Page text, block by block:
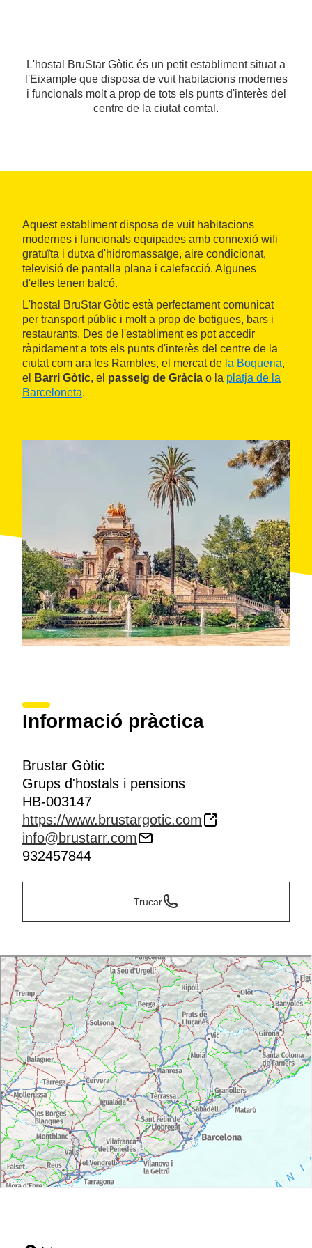
L'hostal BruStar Gòtic és un petit establiment situat a
l'Eixample que disposa de vuit habitacions modernes
i funcionals molt a prop de tots els punts d'interès del
centre de la ciutat comtal.
Aquest establiment disposa de vuit habitacions
modernes i funcionals equipades amb connexió wifi
gratuïta i dutxa d'hidromassatge, aire condicionat,
televisió de pantalla plana i calefacció. Algunes
d'elles tenen balcó.
L'hostal BruStar Gòtic està perfectament comunicat
per transport públic i molt a prop de botigues, bars i
restaurants. Des de l'establiment es pot accedir
ràpidament a tots els punts d'interès del centre de la
ciutat com ara les Rambles, el mercat de la Boqueria,
el
Barri Gòtic, el passeig de Gràcia o la platja de la
Barceloneta.
Informació pràctica
Brustar Gòtic
Grups d'hostals i pensions
HB-003147
https://www.brustargotic.com
info@brustarr.com
932457844
Trucar